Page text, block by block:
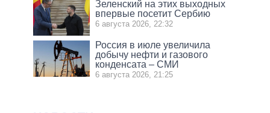
Зеленский на этих выходных
впервые посетит Сербию
6 августа 2026, 22:32
Россия в июле увеличила
добычу нефти и газового
конденсата – СМИ
6 августа 2026, 21:25